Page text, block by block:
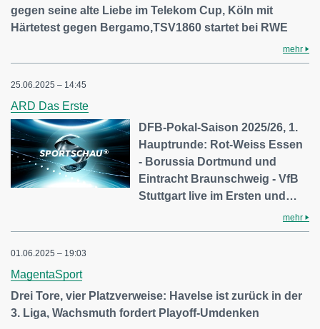
gegen seine alte Liebe im Telekom Cup, Köln mit
Härtetest gegen Bergamo,TSV1860 startet bei RWE
mehr
25.06.2025 – 14:45
ARD Das Erste
DFB-Pokal-Saison 2025/26, 1.
Hauptrunde: Rot-Weiss Essen
- Borussia Dortmund und
Eintracht Braunschweig - VfB
Stuttgart live im Ersten und…
mehr
01.06.2025 – 19:03
MagentaSport
Drei Tore, vier Platzverweise: Havelse ist zurück in der
3. Liga, Wachsmuth fordert Playoff-Umdenken